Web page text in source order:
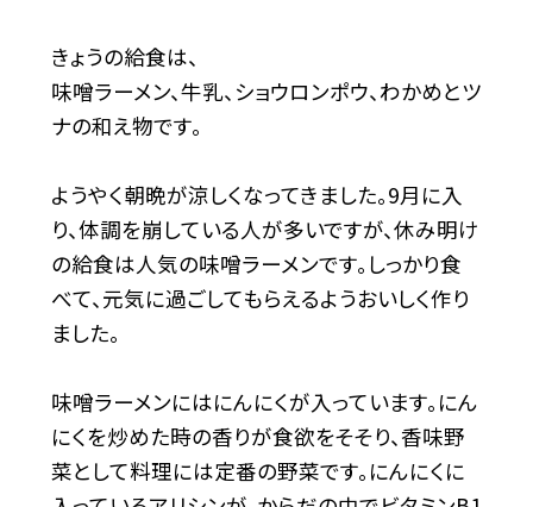
きょうの給食は、
味噌ラーメン、牛乳、ショウロンポウ、わかめとツ
ナの和え物です。
ようやく朝晩が涼しくなってきました。9月に入
り、体調を崩している人が多いですが、休み明け
の給食は人気の味噌ラーメンです。しっかり食
べて、元気に過ごしてもらえるようおいしく作り
ました。
味噌ラーメンにはにんにくが入っています。にん
にくを炒めた時の香りが食欲をそそり、香味野
菜として料理には定番の野菜です。にんにくに